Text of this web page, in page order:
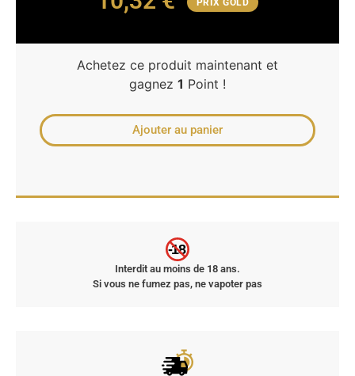
Achetez ce produit maintenant et
gagnez 1 Point !
Ajouter au panier
-18
Interdit au moins de 18 ans.
Si vous ne fumez pas, ne vapoter pas